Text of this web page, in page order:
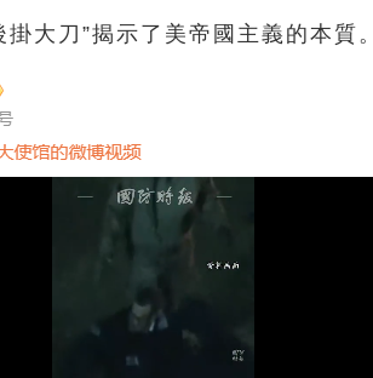
大刀”揭示了美帝國主義的本質。